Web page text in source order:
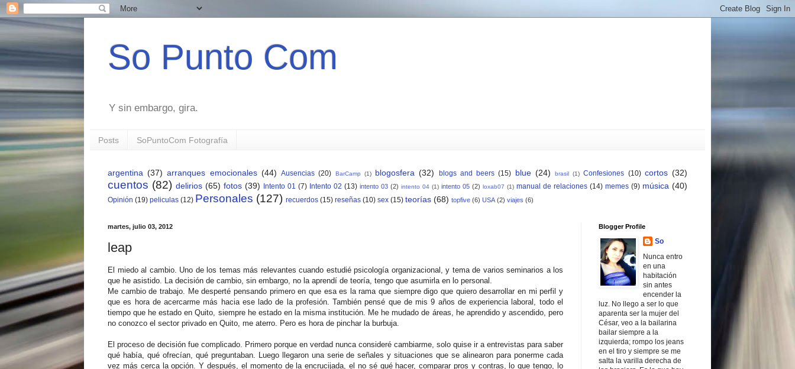
So Punto Com
Y sin embargo, gira.
Posts SoPuntoCom Fotografía
argentina (37) arranques emocionales (44) Ausencias (20) BarCamp (1) blogosfera (32) blogs and beers (15) blue (24) brasil (1) Confesiones (10) cortos (32)
cuentos (82) delirios (65) fotos (39) Intento 01 (7) Intento 02 (13) intento 03 (2) intento 04 (1) intento 05 (2) loxab07 (1) manual de relaciones (14) memes (9) música (40)
Opinión (19) peliculas (12) Personales (127) recuerdos (15) reseñas (10) sex (15) teorías (68) topfive (6) USA (2) viajes (6)
martes, julio 03, 2012
leap
El miedo al cambio. Uno de los temas más relevantes cuando estudié psicología organizacional, y tema de varios seminarios a los
que he asistido. La decisión de cambio, sin embargo, no la aprendí de teoría, tengo que asumirla en lo personal.
Me cambio de trabajo. Me desperté pensando primero en que esa es la rama que siempre digo que quiero desarrollar en mi perfil y
que es hora de acercarme más hacia ese lado de la profesión. También pensé que de mis 9 años de experiencia laboral, todo el
tiempo que he estado en Quito, siempre he estado en la misma institución. Me he mudado de áreas, he aprendido y ascendido, pero
no conozco el sector privado en Quito, me aterro. Pero es hora de pinchar la burbuja.
El proceso de decisión fue complicado. Primero porque en verdad nunca consideré cambiarme, solo quise ir a entrevistas para saber
qué había, qué ofrecían, qué preguntaban. Luego llegaron una serie de señales y situaciones que se alinearon para ponerme cada
vez más cerca la opción. Y después, el momento de la encrucijada, el no sé qué hacer, comparar pros y contras, lo que tengo, lo
Blogger Profile
So
Nunca entro
en una
habitación
sin antes
encender la
luz. No llego a ser lo que
aparenta ser la mujer del
César, veo a la bailarina
bailar siempre a la
izquierda; rompo los jeans
en el tiro y siempre se me
salta la varilla derecha de